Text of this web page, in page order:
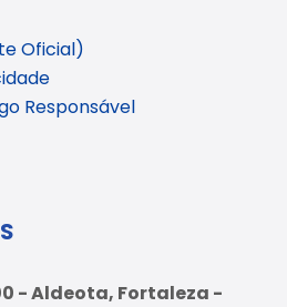
Oficial)
Responsável
- Aldeota, Fortaleza -